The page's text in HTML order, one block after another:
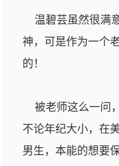
温碧芸虽然很满
神，可是作为一个
的！
被老师这么一问
不论年纪大小，在
男生，本能的想要